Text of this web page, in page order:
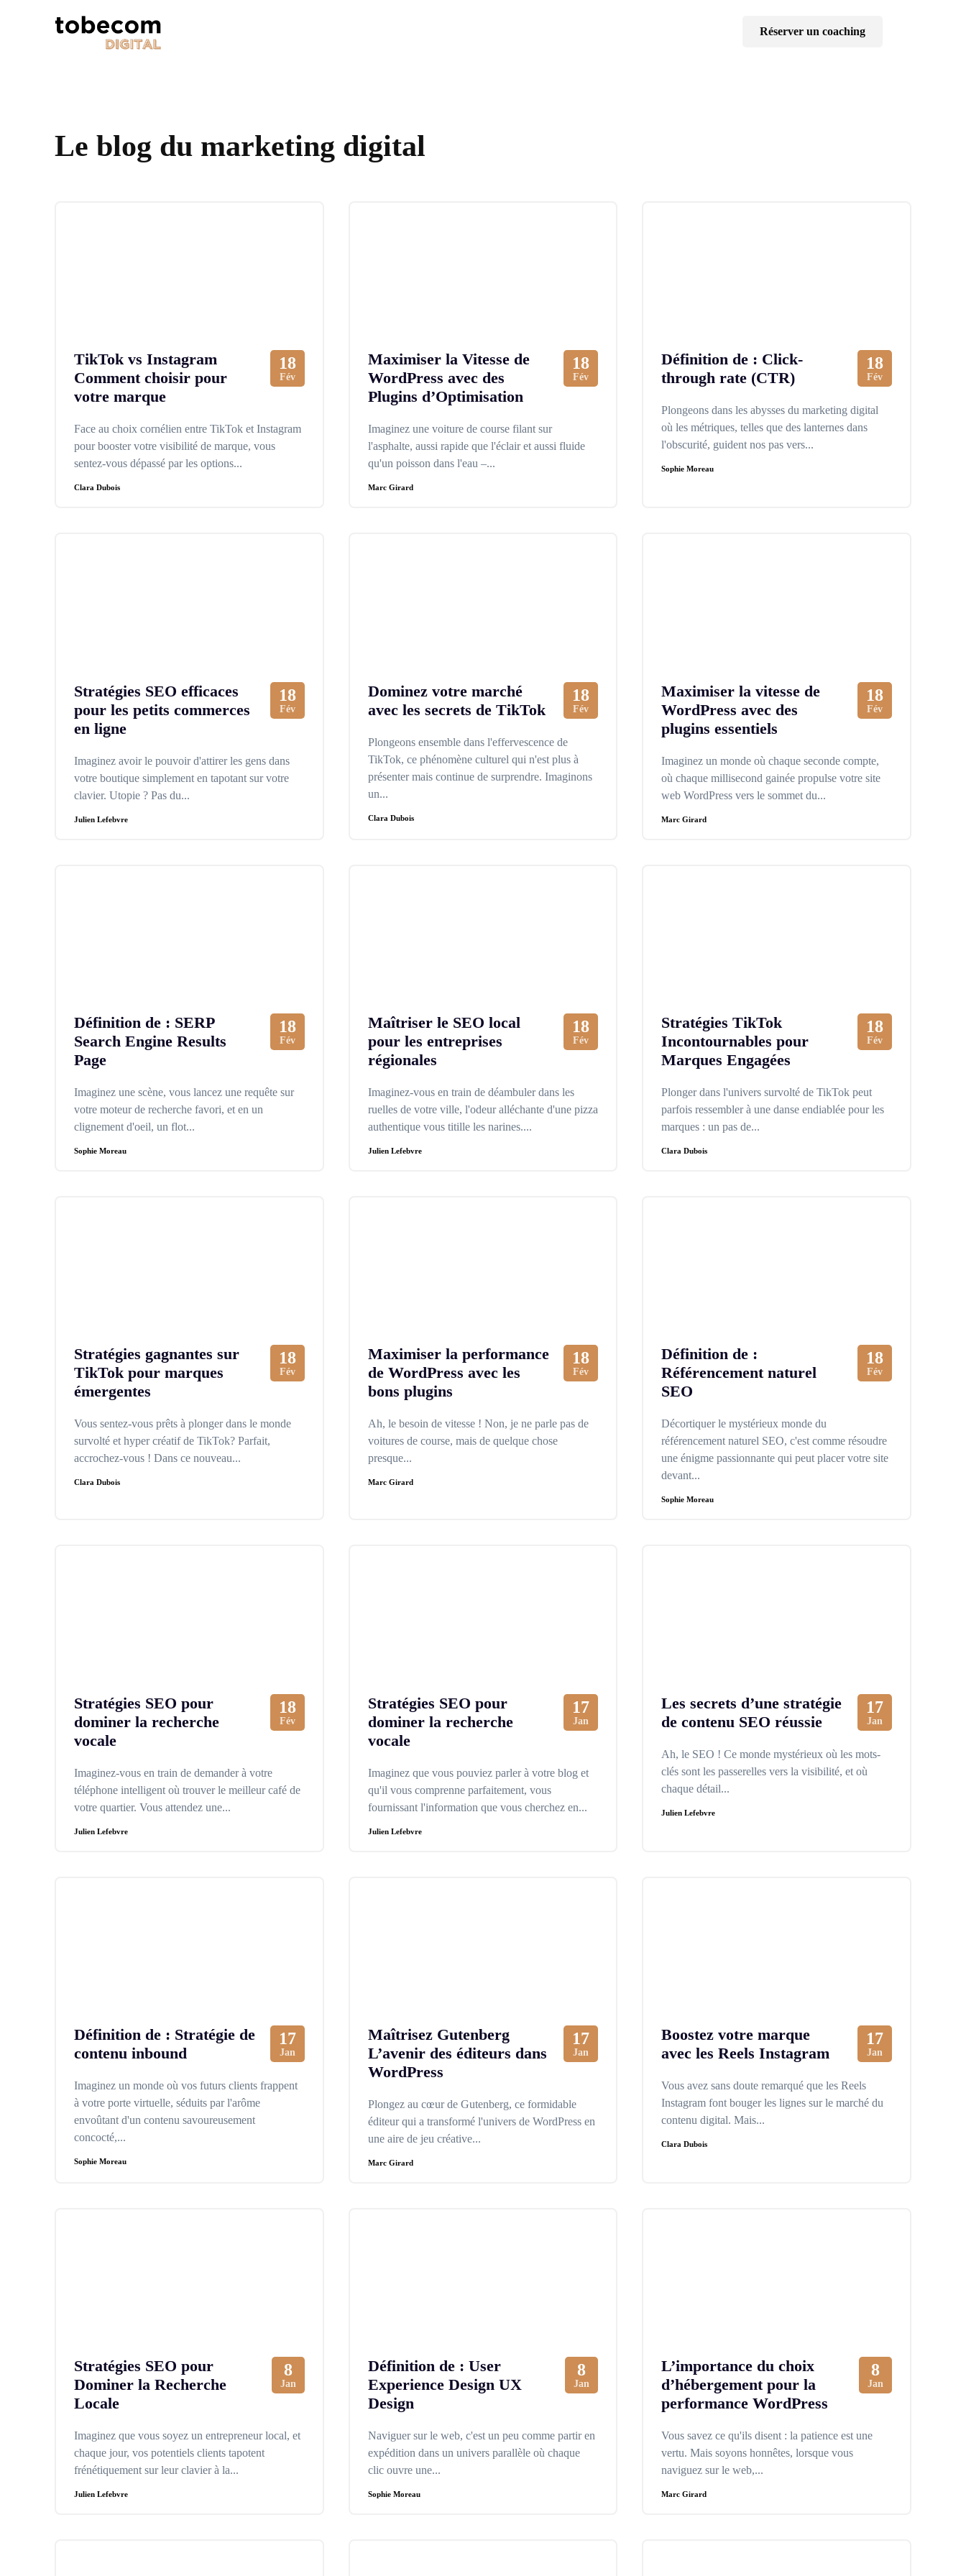
Réserver un coaching
Le blog du marketing digital
TikTok vs Instagram
Comment choisir pour
votre marque
18
Fév
Face au choix cornélien entre TikTok et Instagram
pour booster votre visibilité de marque, vous
sentez-vous dépassé par les options...
Clara Dubois
Maximiser la Vitesse de
WordPress avec des
Plugins d’Optimisation
18
Fév
Imaginez une voiture de course filant sur
l'asphalte, aussi rapide que l'éclair et aussi fluide
qu'un poisson dans l'eau –...
Marc Girard
Définition de : Click-
through rate (CTR)
18
Fév
Plongeons dans les abysses du marketing digital
où les métriques, telles que des lanternes dans
l'obscurité, guident nos pas vers...
Sophie Moreau
Stratégies SEO efficaces
pour les petits commerces
en ligne
18
Fév
Imaginez avoir le pouvoir d'attirer les gens dans
votre boutique simplement en tapotant sur votre
clavier. Utopie ? Pas du...
Julien Lefebvre
Dominez votre marché
avec les secrets de TikTok
18
Fév
Plongeons ensemble dans l'effervescence de
TikTok, ce phénomène culturel qui n'est plus à
présenter mais continue de surprendre. Imaginons
un...
Clara Dubois
Maximiser la vitesse de
WordPress avec des
plugins essentiels
18
Fév
Imaginez un monde où chaque seconde compte,
où chaque millisecond gainée propulse votre site
web WordPress vers le sommet du...
Marc Girard
Définition de : SERP
Search Engine Results
Page
18
Fév
Imaginez une scène, vous lancez une requête sur
votre moteur de recherche favori, et en un
clignement d'oeil, un flot...
Sophie Moreau
Maîtriser le SEO local
pour les entreprises
régionales
18
Fév
Imaginez-vous en train de déambuler dans les
ruelles de votre ville, l'odeur alléchante d'une pizza
authentique vous titille les narines....
Julien Lefebvre
Stratégies TikTok
Incontournables pour
Marques Engagées
18
Fév
Plonger dans l'univers survolté de TikTok peut
parfois ressembler à une danse endiablée pour les
marques : un pas de...
Clara Dubois
Stratégies gagnantes sur
TikTok pour marques
émergentes
18
Fév
Vous sentez-vous prêts à plonger dans le monde
survolté et hyper créatif de TikTok? Parfait,
accrochez-vous ! Dans ce nouveau...
Clara Dubois
Maximiser la performance
de WordPress avec les
bons plugins
18
Fév
Ah, le besoin de vitesse ! Non, je ne parle pas de
voitures de course, mais de quelque chose
presque...
Marc Girard
Définition de :
Référencement naturel
SEO
18
Fév
Décortiquer le mystérieux monde du
référencement naturel SEO, c'est comme résoudre
une énigme passionnante qui peut placer votre site
devant...
Sophie Moreau
Stratégies SEO pour
dominer la recherche
vocale
18
Fév
Imaginez-vous en train de demander à votre
téléphone intelligent où trouver le meilleur café de
votre quartier. Vous attendez une...
Julien Lefebvre
Stratégies SEO pour
dominer la recherche
vocale
17
Jan
Imaginez que vous pouviez parler à votre blog et
qu'il vous comprenne parfaitement, vous
fournissant l'information que vous cherchez en...
Julien Lefebvre
Les secrets d’une stratégie
de contenu SEO réussie
17
Jan
Ah, le SEO ! Ce monde mystérieux où les mots-
clés sont les passerelles vers la visibilité, et où
chaque détail...
Julien Lefebvre
Définition de : Stratégie de
contenu inbound
17
Jan
Imaginez un monde où vos futurs clients frappent
à votre porte virtuelle, séduits par l'arôme
envoûtant d'un contenu savoureusement
concocté,...
Sophie Moreau
Maîtrisez Gutenberg
L’avenir des éditeurs dans
WordPress
17
Jan
Plongez au cœur de Gutenberg, ce formidable
éditeur qui a transformé l'univers de WordPress en
une aire de jeu créative...
Marc Girard
Boostez votre marque
avec les Reels Instagram
17
Jan
Vous avez sans doute remarqué que les Reels
Instagram font bouger les lignes sur le marché du
contenu digital. Mais...
Clara Dubois
Stratégies SEO pour
Dominer la Recherche
Locale
8
Jan
Imaginez que vous soyez un entrepreneur local, et
chaque jour, vos potentiels clients tapotent
frénétiquement sur leur clavier à la...
Julien Lefebvre
Définition de : User
Experience Design UX
Design
8
Jan
Naviguer sur le web, c'est un peu comme partir en
expédition dans un univers parallèle où chaque
clic ouvre une...
Sophie Moreau
L’importance du choix
d’hébergement pour la
performance WordPress
8
Jan
Vous savez ce qu'ils disent : la patience est une
vertu. Mais soyons honnêtes, lorsque vous
naviguez sur le web,...
Marc Girard